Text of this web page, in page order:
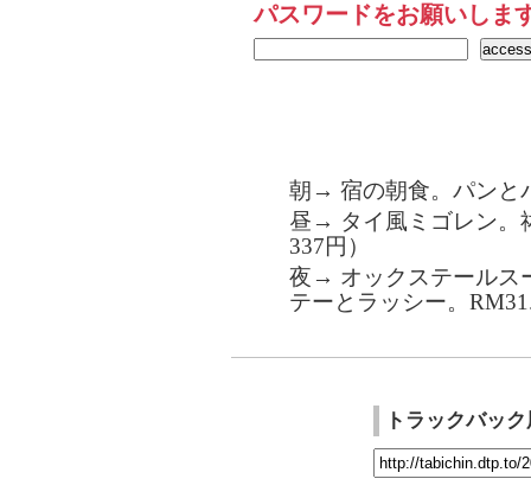
パスワードをお願いしま
朝→ 宿の朝食。パンと
昼→ タイ風ミゴレン。
337円）
夜→ オックステールス
テーとラッシー。
トラックバッ